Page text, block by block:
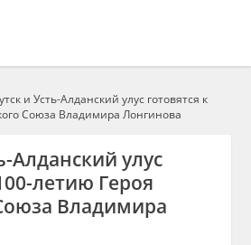
и Усть-Алданский улус готовятся к
Союза Владимира Лонгинова
Алданский улус
летию Героя
Владимира